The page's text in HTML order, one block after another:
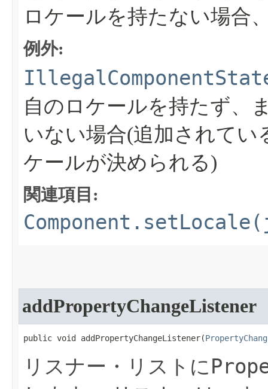
ロケールを持たない場合
例外:
自のロケールを持たず、
いない場合(追加されて
ケールが決められる)
関連項目:
addPropertyChangeListener
public void addPropertyChangeListener​(
リスナー・リストに